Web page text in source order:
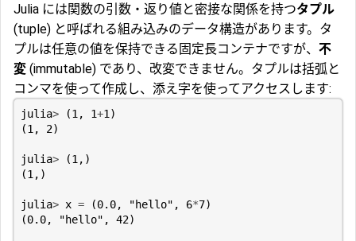
Julia には関数の引数・返り値と密接な関係を持つタプル
(tuple) と呼ばれる組み込みのデータ構造があります。タ
プルは任意の値を保持できる固定長コンテナですが、 不
変 (immutable) であり、改変できません。タプルは括弧と
コンマを使って作成し、添え字を使ってアクセスします:
julia> (1 , 1+1 )
(1 , 2)
julia> (1 ,)
(1 ,)
julia> x = (0.0, "hello" , 6*7)
(0.0, "hello" , 42)